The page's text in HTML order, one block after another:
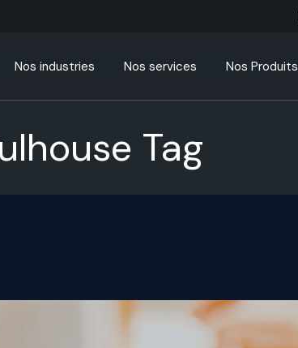
Nos industries Nos services
Digitalisation des entreprises
Conception site web sur
Création application mobile
Nos Produits
Tag